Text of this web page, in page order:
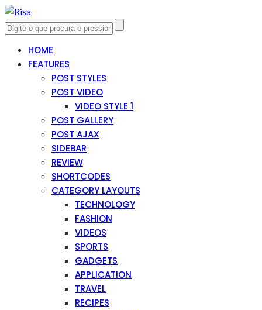
HOME
FEATURES
POST STYLES
POST VIDEO
VIDEO STYLE 1
POST GALLERY
POST AJAX
SIDEBAR
REVIEW
SHORTCODES
CATEGORY LAYOUTS
TECHNOLOGY
FASHION
VIDEOS
SPORTS
GADGETS
APPLICATION
TRAVEL
RECIPES